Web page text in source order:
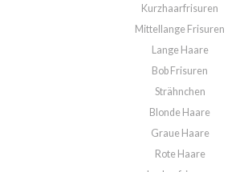
Kurzhaarfrisuren
Mittellange Frisuren
Lange Haare
Bob Frisuren
Strähnchen
Blonde Haare
Graue Haare
Rote Haare